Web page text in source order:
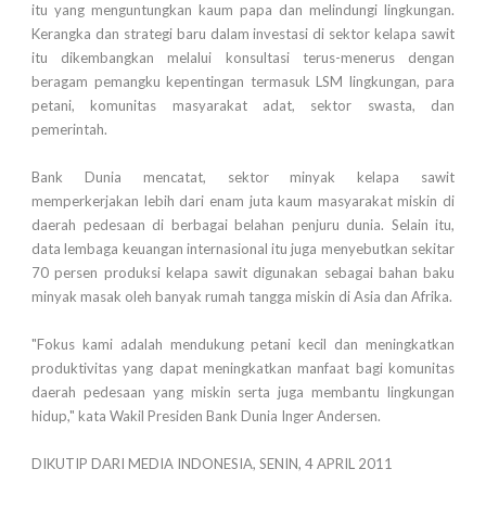
itu yang menguntungkan kaum papa dan melindungi lingkungan.
Kerangka dan strategi baru dalam investasi di sektor kelapa sawit
itu dikembangkan melalui konsultasi terus-menerus dengan
beragam pemangku kepentingan termasuk LSM lingkungan, para
petani, komunitas masyarakat adat, sektor swasta, dan
pemerintah.
Bank Dunia mencatat, sektor minyak kelapa sawit
memperkerjakan lebih dari enam juta kaum masyarakat miskin di
daerah pedesaan di berbagai belahan penjuru dunia. Selain itu,
data lembaga keuangan internasional itu juga menyebutkan sekitar
70 persen produksi kelapa sawit digunakan sebagai bahan baku
minyak masak oleh banyak rumah tangga miskin di Asia dan Afrika.
"Fokus kami adalah mendukung petani kecil dan meningkatkan
produktivitas yang dapat meningkatkan manfaat bagi komunitas
daerah pedesaan yang miskin serta juga membantu lingkungan
hidup," kata Wakil Presiden Bank Dunia Inger Andersen.
DIKUTIP DARI MEDIA INDONESIA, SENIN, 4 APRIL 2011